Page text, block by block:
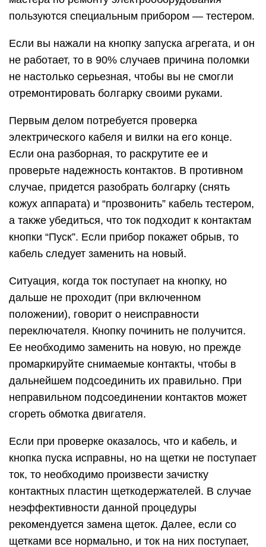
кожух аппарата) и “прозвонить” кабель тестером,
кнопки “Пуск”. Если прибор покажет обрыв, то
кабель следует заменить на новый.
Ситуация, когда ток поступает на кнопку, но
положении), говорит о неисправности
переключателя. Кнопку починить не получится.
Ее необходимо заменить на новую, но прежде
промаркируйте снимаемые контакты, чтобы в
дальнейшем подсоединить их правильно. При
неправильном подсоединении контактов может
сгореть обмотка двигателя.
Если при проверке оказалось, что и кабель, и
ток, то необходимо произвести зачистку
контактных пластин щеткодержателей. В случае
неэффективности данной процедуры
рекомендуется замена щеток. Далее, если со
щетками все нормально, и ток на них поступает,
следует проверить ротор и статор на наличие
замыканий и обрывов.
Проверка якоря электродвигателя
Ротор электромотора может иметь следующие
неисправности: межвитковое замыкание и обрыв
проводников на контактах ламелей. Проверить
якорь болгарки можно мультиметром: прибор
переводится в режим изменения сопротивления,
выставляется значение 200 Ом, и с помощью
щупов замеряется сопротивление между двумя